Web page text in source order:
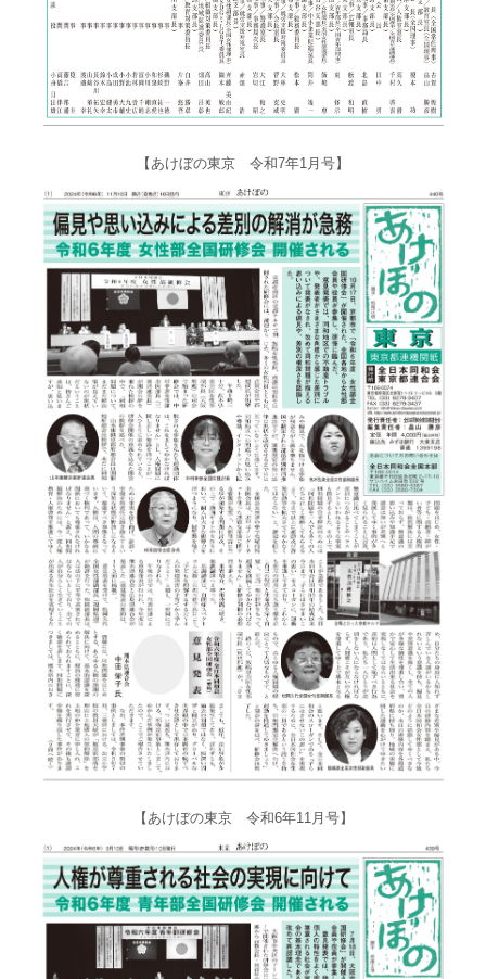
【あけぼの東京 令和7年1月号】
【あけぼの東京 令和6年11月号】